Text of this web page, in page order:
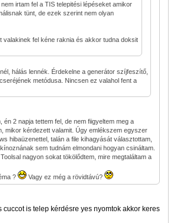
irtam fel a TIS telepitési lépéseket amikor
tünt, de ezek szerint nem olyan
valakinek fel kéne raknia és akkor tudna doksit
hálás lennék. Érdekelne a generátor szíjfeszítő,
metódusa. Nincsen ez valahol fent a
én 2 napja tettem fel, de nem fiigyeltem meg a
mikor kérdezett valamit. Úgy emlékszem egyszer
hibaüzenettel, talán a file kihagyását választottam,
sem tudnám elmondani hogyan csináltam.
nagyon sokat tökölődtem, mire megtaláltam a
?
Vagy ez még a rövidtávú?
cuccot is telep kérdésre yes nyomtok akkor keres